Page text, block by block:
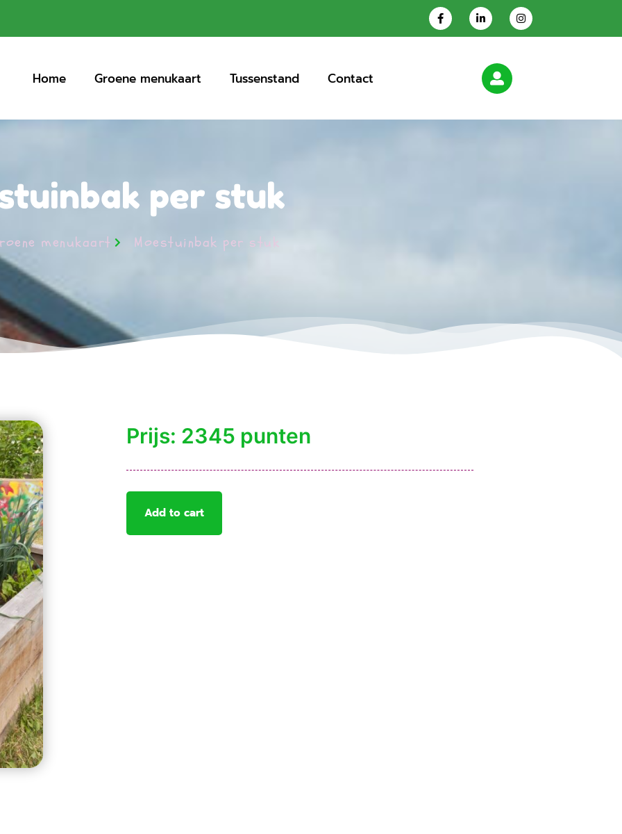
Home Groene menukaart Tussenstand Contact
per stuk
menukaart Moestuinbak per stuk
Prijs: 2345 punten
Add to cart